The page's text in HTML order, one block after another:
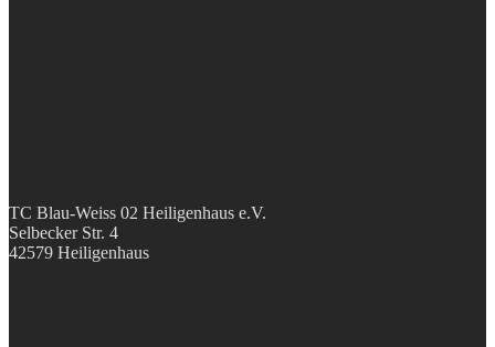
TC Blau-Weiss 02 Heiligenhaus e.V.
Selbecker Str. 4
42579 Heiligenhaus